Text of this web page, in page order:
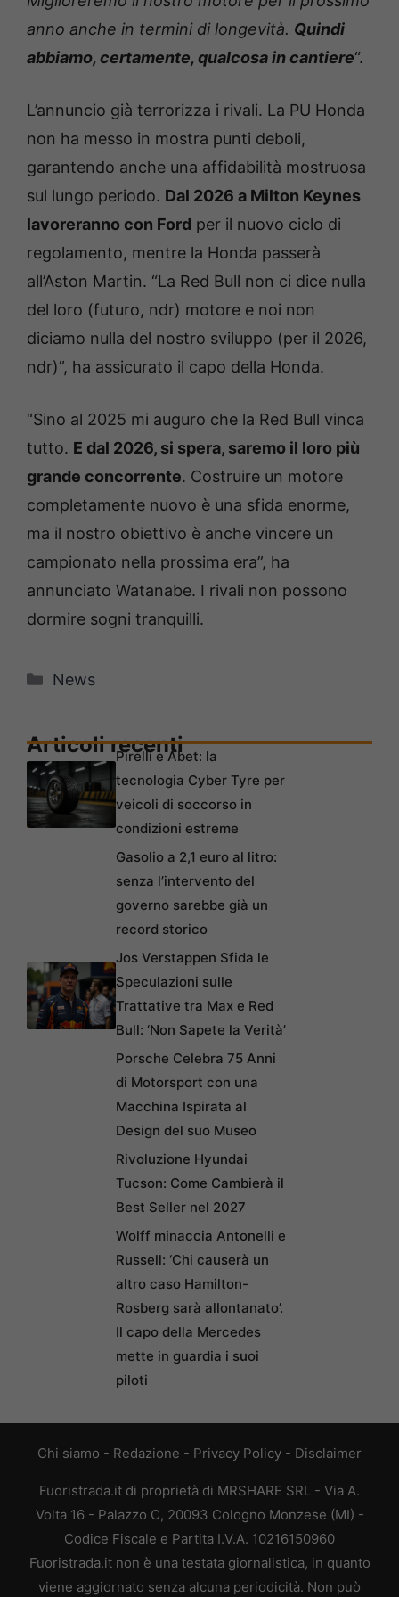
anno anche in termini di longevità. Quindi
abbiamo, certamente, qualcosa in cantiere“.
L’annuncio già terrorizza i rivali. La PU Honda
non ha messo in mostra punti deboli,
garantendo anche una affidabilità mostruosa
sul lungo periodo. Dal 2026 a Milton Keynes
lavoreranno con Ford per il nuovo ciclo di
regolamento, mentre la Honda passerà
all’Aston Martin. “La Red Bull non ci dice nulla
del loro (futuro, ndr) motore e noi non
diciamo nulla del nostro sviluppo (per il 2026,
ndr)”, ha assicurato il capo della Honda.
“Sino al 2025 mi auguro che la Red Bull vinca
tutto. E dal 2026, si spera, saremo il loro più
grande concorrente. Costruire un motore
completamente nuovo è una sfida enorme,
ma il nostro obiettivo è anche vincere un
campionato nella prossima era”, ha
annunciato Watanabe. I rivali non possono
dormire sogni tranquilli.
Categorie
News
Articoli recenti
Pirelli e Abet: la
tecnologia Cyber Tyre per
veicoli di soccorso in
condizioni estreme
Gasolio a 2,1 euro al litro:
senza l’intervento del
governo sarebbe già un
record storico
Jos Verstappen Sfida le
Speculazioni sulle
Trattative tra Max e Red
Bull: ‘Non Sapete la Verità’
Porsche Celebra 75 Anni
di Motorsport con una
Macchina Ispirata al
Design del suo Museo
Rivoluzione Hyundai
Tucson: Come Cambierà il
Best Seller nel 2027
Wolff minaccia Antonelli e
Russell: ‘Chi causerà un
altro caso Hamilton-
Rosberg sarà allontanato’.
Il capo della Mercedes
mette in guardia i suoi
piloti
Chi siamo - Redazione - Privacy Policy - Disclaimer
Fuoristrada.it di proprietà di MRSHARE SRL - Via A.
Volta 16 - Palazzo C, 20093 Cologno Monzese (MI) -
Codice Fiscale e Partita I.V.A. 10216150960
Fuoristrada.it non è una testata giornalistica, in quanto
viene aggiornato senza alcuna periodicità. Non può